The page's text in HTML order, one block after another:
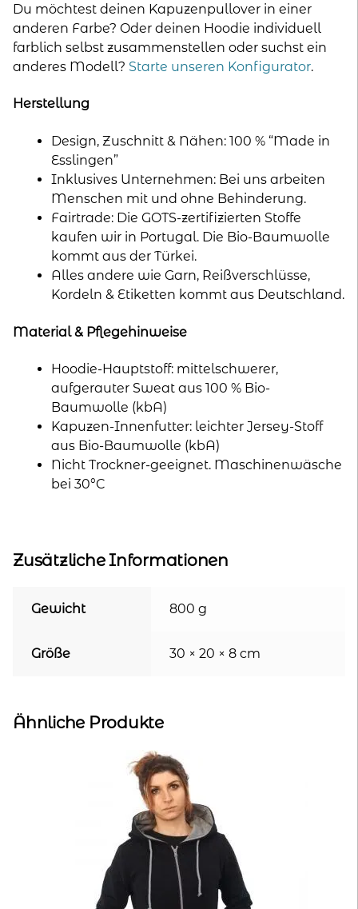
Du möchtest deinen Kapuzenpullover in einer
anderen Farbe? Oder deinen Hoodie individuell
farblich selbst zusammenstellen oder suchst ein
anderes Modell? Starte unseren Konfigurator.
Herstellung
Design, Zuschnitt & Nähen: 100 % “Made in
Esslingen”
Inklusives Unternehmen: Bei uns arbeiten
Menschen mit und ohne Behinderung.
Fairtrade: Die GOTS-zertifizierten Stoffe
kaufen wir in Portugal. Die Bio-Baumwolle
kommt aus der Türkei.
Alles andere wie Garn, Reißverschlüsse,
Kordeln & Etiketten kommt aus Deutschland.
Material & Pflegehinweise
Hoodie-Hauptstoff: mittelschwerer,
aufgerauter Sweat aus 100 % Bio-
Baumwolle (kbA)
Kapuzen-Innenfutter: leichter Jersey-Stoff
aus Bio-Baumwolle (kbA)
Nicht Trockner-geeignet. Maschinenwäsche
bei 30°C
Zusätzliche Informationen
Gewicht 800 g
Größe 30 × 20 × 8 cm
Ähnliche Produkte